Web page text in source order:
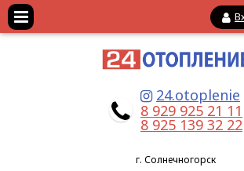
24.otoplenie
8 929 925 21 11
8 925 139 32 22
г. Солнечногорск